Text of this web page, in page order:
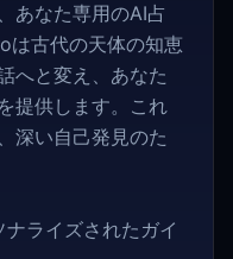
あなた専用のAI占
は古代の天体の知恵
へと変え、あなた
提供します。これ
深い自己発見のた
ライズされたガイ